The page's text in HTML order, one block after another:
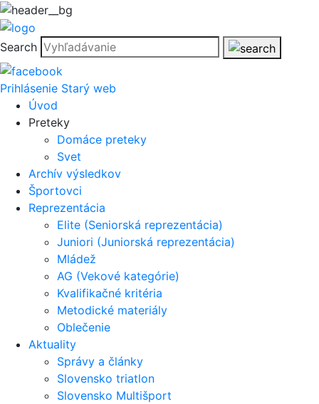
Search
Prihlásenie Starý web
Úvod
Preteky
Domáce preteky
Svet
Archív výsledkov
Športovci
Reprezentácia
Elite (Seniorská reprezentácia)
Juniori (Juniorská reprezentácia)
Mládež
AG (Vekové kategórie)
Kvalifikačné kritéria
Metodické materiály
Oblečenie
Aktuality
Správy a články
Slovensko triatlon
Slovensko Multišport